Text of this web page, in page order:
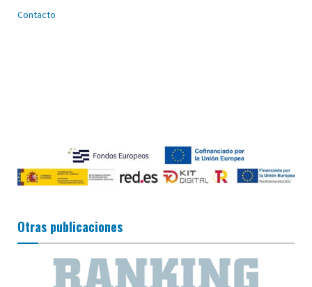
Contacto
Otras publicaciones